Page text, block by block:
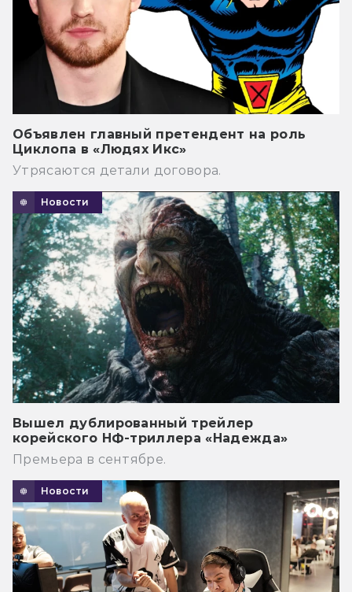
Объявлен главный претендент на роль
Циклопа в «Людях Икс»
Утрясаются детали договора.
Новости
Вышел дублированный трейлер
корейского НФ-триллера «Надежда»
Премьера в сентябре.
Новости